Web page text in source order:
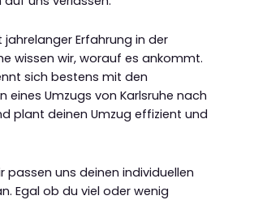
jahrelanger Erfahrung in der
wissen wir, worauf es ankommt.
sich bestens mit den
eines Umzugs von Karlsruhe nach
plant deinen Umzug effizient und
passen uns deinen individuellen
Egal ob du viel oder wenig